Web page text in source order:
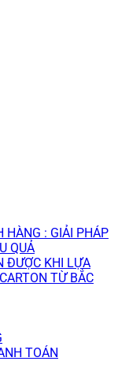
HÀNG : GIẢI PHÁP
QUẢ
ĐƯỢC KHI LỰA
TỪ BẮC
TOÁN